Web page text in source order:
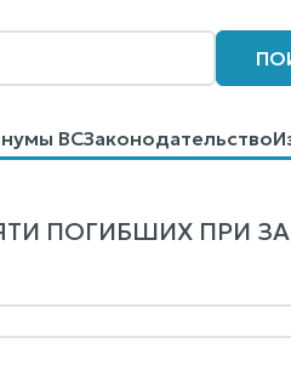
ВСЗаконодательство
ПОГИБШИХ ПРИ